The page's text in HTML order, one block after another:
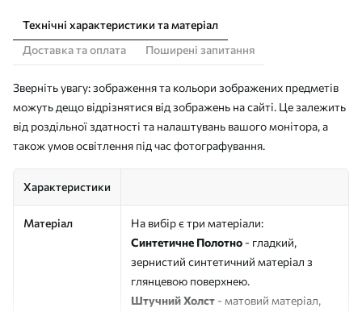
Технічні характеристики та матеріал
Доставка та оплата
Поширені запитання
Зверніть увагу: зображення та кольори зображених предметів
можуть дещо відрізнятися від зображень на сайті. Це залежить
від роздільної здатності та налаштувань вашого монітора, а
також умов освітлення під час фотографування.
Характеристики
Матеріал
На вибір є три матеріали:
Синтетичне Полотно - гладкий,
зернистий синтетичний матеріал з
глянцевою поверхнею.
Штучний Холст - матовий матеріал,